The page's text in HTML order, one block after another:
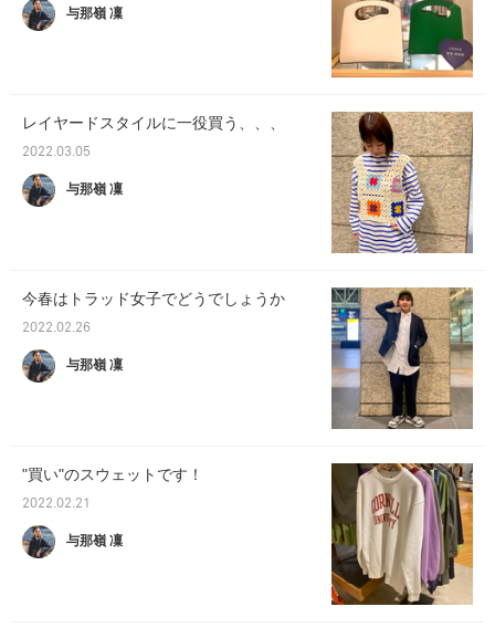
与那嶺 凜
レイヤードスタイルに一役買う、、、
2022.03.05
与那嶺 凜
今春はトラッド女子でどうでしょうか
2022.02.26
与那嶺 凜
"買い"のスウェットです！
2022.02.21
与那嶺 凜